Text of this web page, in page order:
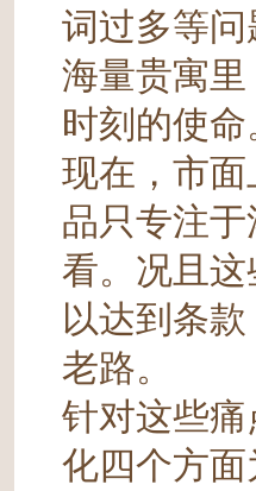
词过多等
海量贵寓
时刻的使命
现在，市
品只专注
看。况且
以达到条
老路。
针对这些
化四个方面